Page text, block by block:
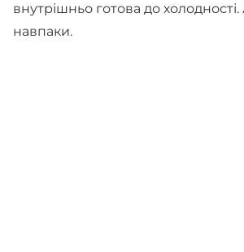
внутрішньо готова до
навпаки.